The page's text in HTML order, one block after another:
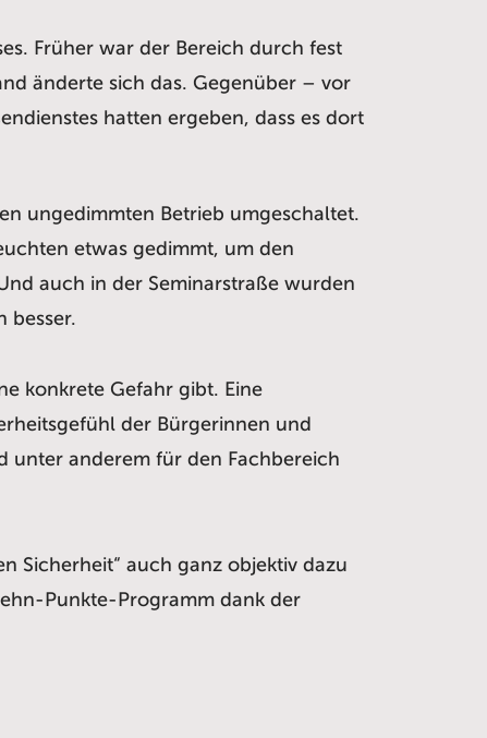
Früher war der Bereich durch fest
änderte sich das. Gegenüber – vor
hatten ergeben, dass es dort
ungedimmten Betrieb umgeschaltet.
etwas gedimmt, um den
auch in der Seminarstraße wurden
besser.
konkrete Gefahr gibt. Eine
der Bürgerinnen und
unter anderem für den Fachbereich
Sicherheit“ auch ganz objektiv dazu
Punkte-Programm dank der